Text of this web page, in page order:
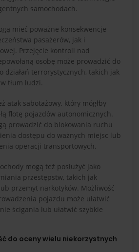
samochodach.
mieć poważne konsekwencje
pasażerów, jak i
Przejęcie kontroli nad
osobę może prowadzić do
działań terrorystycznych, takich jak
tłum ludzi.
atak sabotażowy, który mógłby
flotę pojazdów autonomicznych.
prowadzić do blokowania ruchu
dostępu do ważnych miejsc lub
operacji transportowych.
mogą też posłużyć jako
przestępstw, takich jak
przemyt narkotyków. Możliwość
pojazdu może ułatwić
ścigania lub ułatwić szybkie
do oceny wielu niekorzystnych